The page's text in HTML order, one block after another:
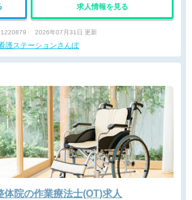
求人情報を見る
2026年07月31日 更新
護ステーションさんぽ
院の作業療法士(OT)求人